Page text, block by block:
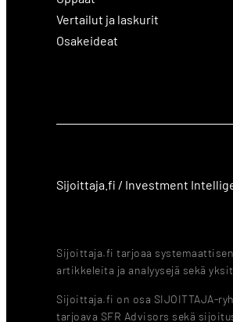
Vertailut ja laskurit
Osakeideat
Sijoittaja.fi / Investment
Sijoittaja.fi tarjoaa
artikkeleita ja analyysejä sekä
Sijoittaja.fi on osa SIJOITTAJA-
tarjoava SFR Advisors sekä